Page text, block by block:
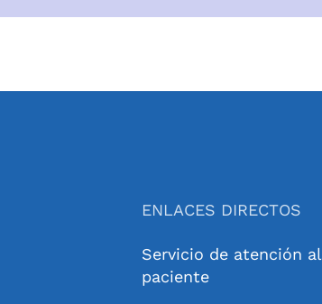
ENLACES DIRECTOS
Servicio de atención al
paciente